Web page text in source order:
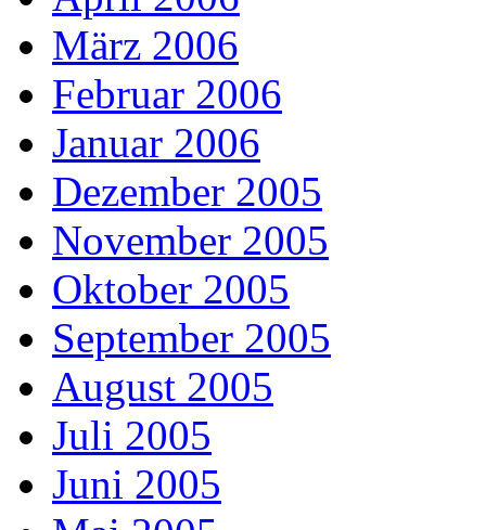
März 2006
Februar 2006
Januar 2006
Dezember 2005
November 2005
Oktober 2005
September 2005
August 2005
Juli 2005
Juni 2005